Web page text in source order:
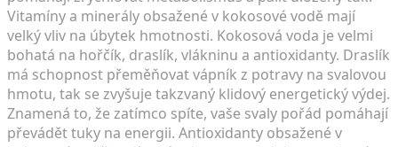
Vitamíny a minerály obsažené v kokosové vodě mají
velký vliv na úbytek hmotnosti. Kokosová voda je velmi
bohatá na hořčík, draslík, vlákninu a antioxidanty. Draslík
má schopnost přeměňovat vápník z potravy na svalovou
hmotu, tak se zvyšuje takzvaný klidový energetický výdej.
Znamená to, že zatímco spíte, vaše svaly pořád pomáhají
převádět tuky na energii. Antioxidanty obsažené v